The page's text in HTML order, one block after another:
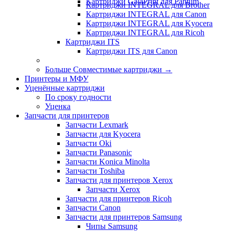
Картриджи INTEGRAL для Brother
Картриджи INTEGRAL для Canon
Картриджи INTEGRAL для Kyocera
Картриджи INTEGRAL для Ricoh
Картриджи ITS
Картриджи ITS для Canon
Больше Совместимые картриджи →
Принтеры и МФУ
Уценённые картриджи
По сроку годности
Уценка
Запчасти для принтеров
Запчасти Lexmark
Запчасти для Kyocera
Запчасти Oki
Запчасти Panasonic
Запчасти Koniсa Minolta
Запчасти Toshiba
Запчасти для принтеров Xerox
Запчасти Xerox
Запчасти для принтеров Ricoh
Запчасти Canon
Запчасти для принтеров Samsung
Чипы Samsung